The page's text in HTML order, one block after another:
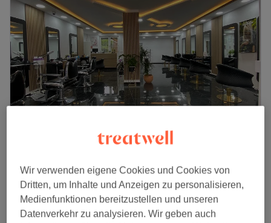
Chia Beauty Salon
Kalk, Köln
Auf Karte anzeigen
Damen - Strähnen Oberkopf
2 Std.
Wir verwenden eigene Cookies und Cookies von
Dritten, um Inhalte und Anzeigen zu personalisieren,
Medienfunktionen bereitzustellen und unseren
Datenverkehr zu analysieren. Wir geben auch